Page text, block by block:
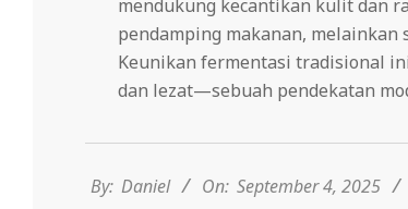
mendukung kecantikan kulit dan
pendamping makanan,
Keunikan fermentasi tradisional
dan lezat—sebuah pendekatan
04
By: Daniel On: September 4, 2025